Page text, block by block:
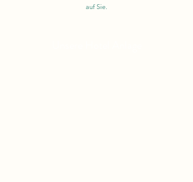
auf Sie.